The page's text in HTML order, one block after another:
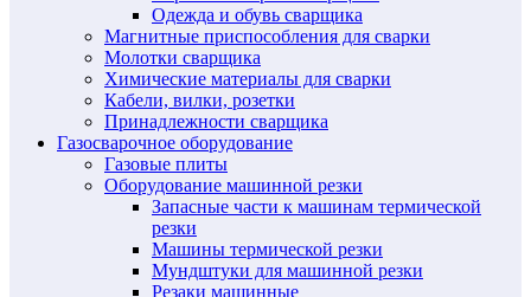
Одежда и обувь сварщика
Магнитные приспособления для сварки
Молотки сварщика
Химические материалы для сварки
Кабели, вилки, розетки
Принадлежности сварщика
Газосварочное оборудование
Газовые плиты
Оборудование машинной резки
Запасные части к машинам термической
резки
Машины термической резки
Мундштуки для машинной резки
Резаки машинные